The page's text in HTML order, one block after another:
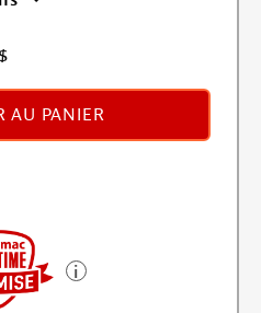
$
AU PANIER